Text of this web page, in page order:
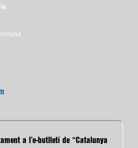
a l’e-butlletí de “Catalunya